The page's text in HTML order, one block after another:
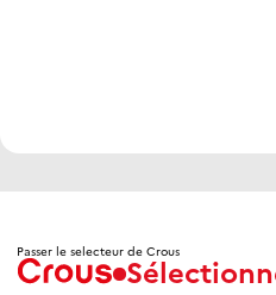
Passer le selecteur de Crous